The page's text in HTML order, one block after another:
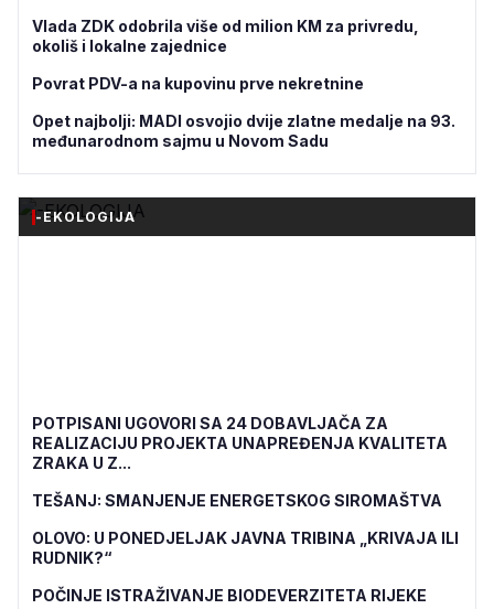
Vlada ZDK odobrila više od milion KM za privredu,
okoliš i lokalne zajednice
Povrat PDV-a na kupovinu prve nekretnine
Opet najbolji: MADI osvojio dvije zlatne medalje na 93.
međunarodnom sajmu u Novom Sadu
-EKOLOGIJA
POTPISANI UGOVORI SA 24 DOBAVLJAČA ZA
REALIZACIJU PROJEKTA UNAPREĐENJA KVALITETA
ZRAKA U Z...
TEŠANJ: SMANJENJE ENERGETSKOG SIROMAŠTVA
OLOVO: U PONEDJELJAK JAVNA TRIBINA „KRIVAJA ILI
RUDNIK?“
POČINJE ISTRAŽIVANJE BIODEVERZITETA RIJEKE